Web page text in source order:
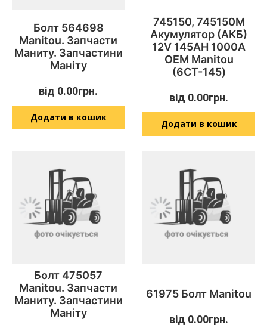
Болт 564698
Manitou. Запчасти
Маниту. Запчастини
Маніту
від 0.00грн.
Додати в кошик
745150, 745150M
Акумулятор (АКБ)
12V 145AH 1000A
OEM Manitou
(6СТ-145)
від 0.00грн.
Додати в кошик
Болт 475057
Manitou. Запчасти
Маниту. Запчастини
Маніту
61975 Болт Manitou
від 0.00грн.